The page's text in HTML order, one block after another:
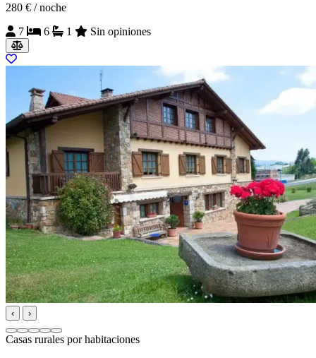
280 € / noche
7
6 1 Sin opiniones
‹ ›
Casas rurales por habitaciones